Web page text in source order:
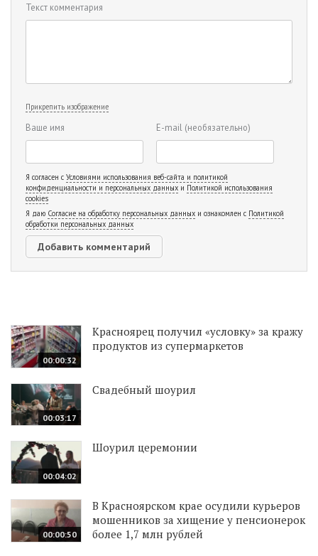
Текст комментария
Прикрепить изображение
Ваше имя E-mail (необязательно)
Я согласен с Условиями использования веб-сайта и политикой
конфиденциальности и персональных данных и Политикой использования
cookies
Я даю Согласие на обработку персональных данных и ознакомлен с Политикой
обработки персональных данных
00:00:32
Красноярец получил «условку» за кражу
продуктов из супермаркетов
00:03:17
Свадебный шоурил
00:04:02
Шоурил церемонии
00:00:50
В Красноярском крае осудили курьеров
мошенников за хищение у пенсионерок
более 1,7 млн рублей